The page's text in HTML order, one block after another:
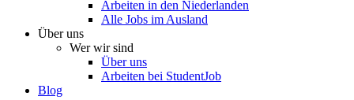
Arbeiten in den Niederlanden
Alle Jobs im Ausland
Über uns
Wer wir sind
Über uns
Arbeiten bei StudentJob
Blog